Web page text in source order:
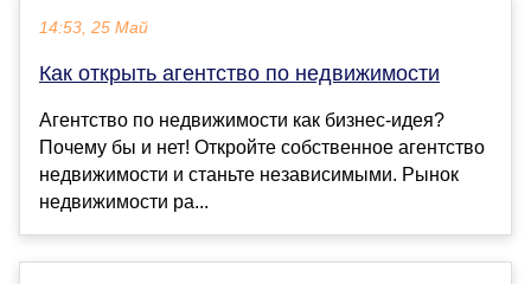
14:53, 25 Май
Как открыть агентство по недвижимости
Агентство по недвижимости как бизнес-идея?
Почему бы и нет! Откройте собственное агентство
недвижимости и станьте независимыми. Рынок
недвижимости ра...